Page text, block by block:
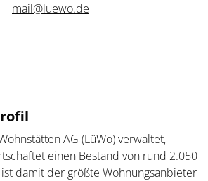
mail@luewo.de
AG (LüWo) verwaltet,
einen Bestand von rund 2.050
damit der größte Wohnungsanbieter